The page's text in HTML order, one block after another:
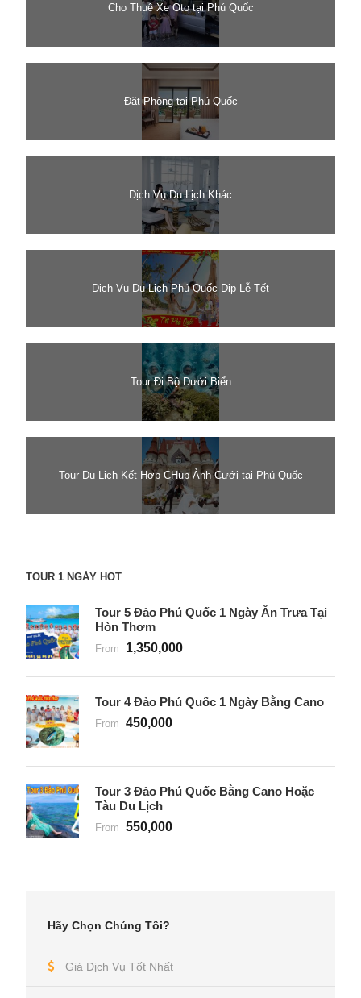
Cho Thuê Xe Oto tại Phú Quốc
Đặt Phòng tại Phú Quốc
Dịch Vụ Du Lịch Khác
Dịch Vụ Du Lịch Phú Quốc Dịp Lễ Tết
Tour Đi Bộ Dưới Biển
Tour Du Lịch Kết Hợp CHụp Ảnh Cưới tại Phú Quốc
TOUR 1 NGÀY HOT
Tour 5 Đảo Phú Quốc 1 Ngày Ăn Trưa Tại
Hòn Thơm
From 1,350,000
Tour 4 Đảo Phú Quốc 1 Ngày Bằng Cano
From 450,000
Tour 3 Đảo Phú Quốc Bằng Cano Hoặc
Tàu Du Lịch
From 550,000
Hãy Chọn Chúng Tôi?
Giá Dịch Vụ Tốt Nhất